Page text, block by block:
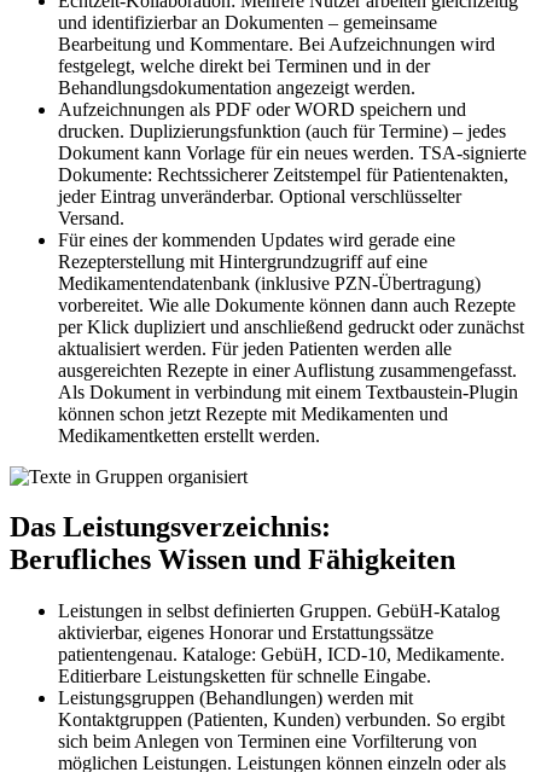
und identifizierbar an Dokumenten – gemeinsame
Bearbeitung und Kommentare. Bei Aufzeichnungen wird
festgelegt, welche direkt bei Terminen und in der
Behandlungs­dokumentation angezeigt werden.
Aufzeichnungen als PDF oder WORD speichern und
drucken. Duplizierungsfunktion (auch für Termine) – jedes
Dokument kann Vorlage für ein neues werden. TSA-signierte
Dokumente: Rechtssicherer Zeitstempel für Patientenakten,
jeder Eintrag unveränderbar. Optional verschlüsselter
Versand.
Für eines der kommenden Updates wird gerade eine
Rezepterstellung mit Hintergrundzugriff auf eine
Medikamentendatenbank (inklusive PZN-Übertragung)
vorbereitet. Wie alle Dokumente können dann auch Rezepte
per Klick dupliziert und anschließend gedruckt oder zunächst
aktualisiert werden. Für jeden Patienten werden alle
ausgereichten Rezepte in einer Auflistung zusammengefasst.
Als Dokument in verbindung mit einem Textbaustein-Plugin
können schon jetzt Rezepte mit Medikamenten und
Medikamentketten erstellt werden.
Das Leistungsverzeichnis:
Berufliches Wissen und Fähigkeiten
Leistungen in selbst definierten Gruppen. GebüH-Katalog
aktivierbar, eigenes Honorar und Erstattungssätze
patientengenau. Kataloge: GebüH, ICD-10, Medikamente.
Editierbare Leistungsketten für schnelle Eingabe.
Leistungsgruppen (Behandlungen) werden mit
Kontaktgruppen (Patienten, Kunden) verbunden. So ergibt
sich beim Anlegen von Terminen eine Vorfilterung von
möglichen Leistungen. Leistungen können einzeln oder als